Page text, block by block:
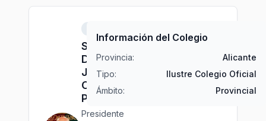
Sr.
D.
José
CRESPO
PÉREZ
Presidente
Información del Colegio
Provincia:
Alicante
Tipo:
Ilustre Colegio Oficial
Ámbito:
Provincial